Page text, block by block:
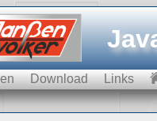
Download Links